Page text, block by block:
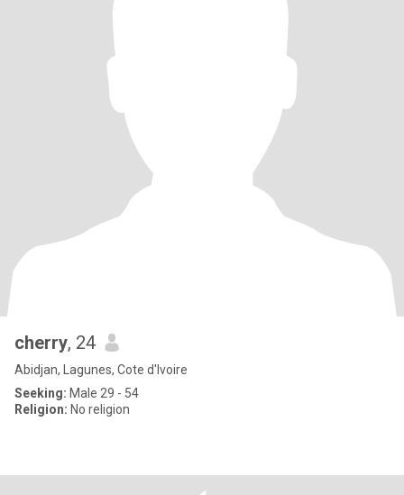
cherry, 24
Abidjan, Lagunes, Cote d'Ivoire
Seeking: Male 29 - 54
Religion: No religion